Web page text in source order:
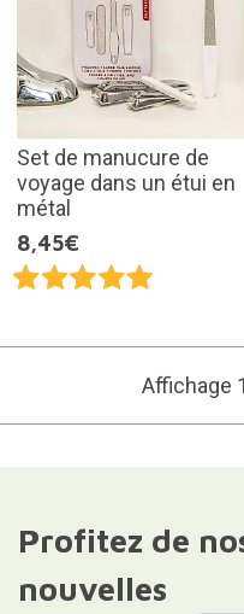
Set de manucure de
voyage dans un étui en
métal
8,45€
Affichage
Profitez de
nouvelles